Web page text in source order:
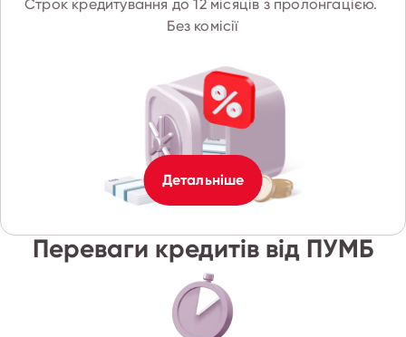
Строк кредитування до 12 місяців з пролонгацією.
Без комісії
Детальніше
Переваги кредитів від ПУМБ